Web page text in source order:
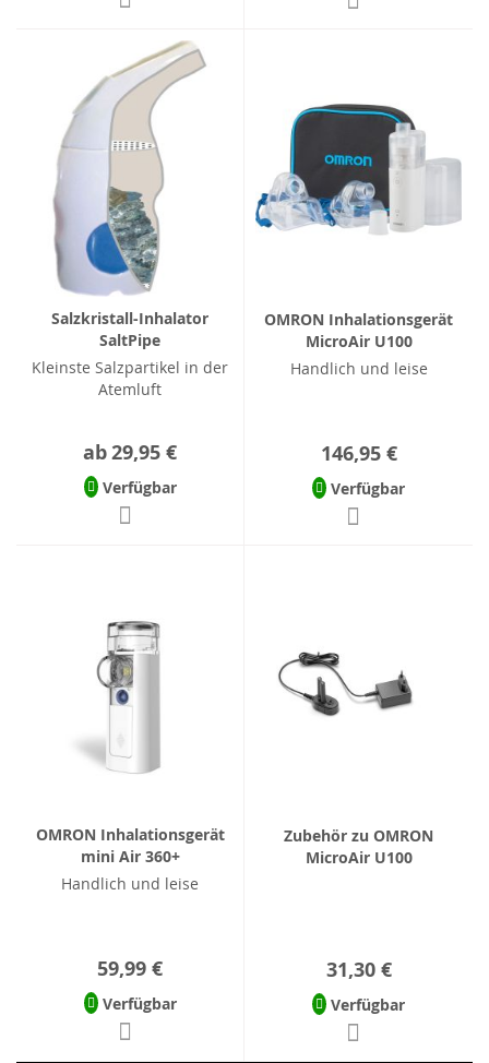
Salzkristall-Inhalator
SaltPipe
Kleinste Salzpartikel in der
Atemluft
ab29,95 €
Verfügbar
OMRON Inhalationsgerät
MicroAir U100
Handlich und leise
146,95 €
Verfügbar
OMRON Inhalationsgerät
mini Air 360+
Handlich und leise
59,99 €
Verfügbar
Zubehör zu OMRON
MicroAir U100
31,30 €
Verfügbar